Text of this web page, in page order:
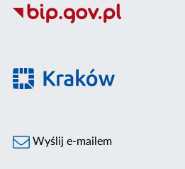
Wyślij e-mailem